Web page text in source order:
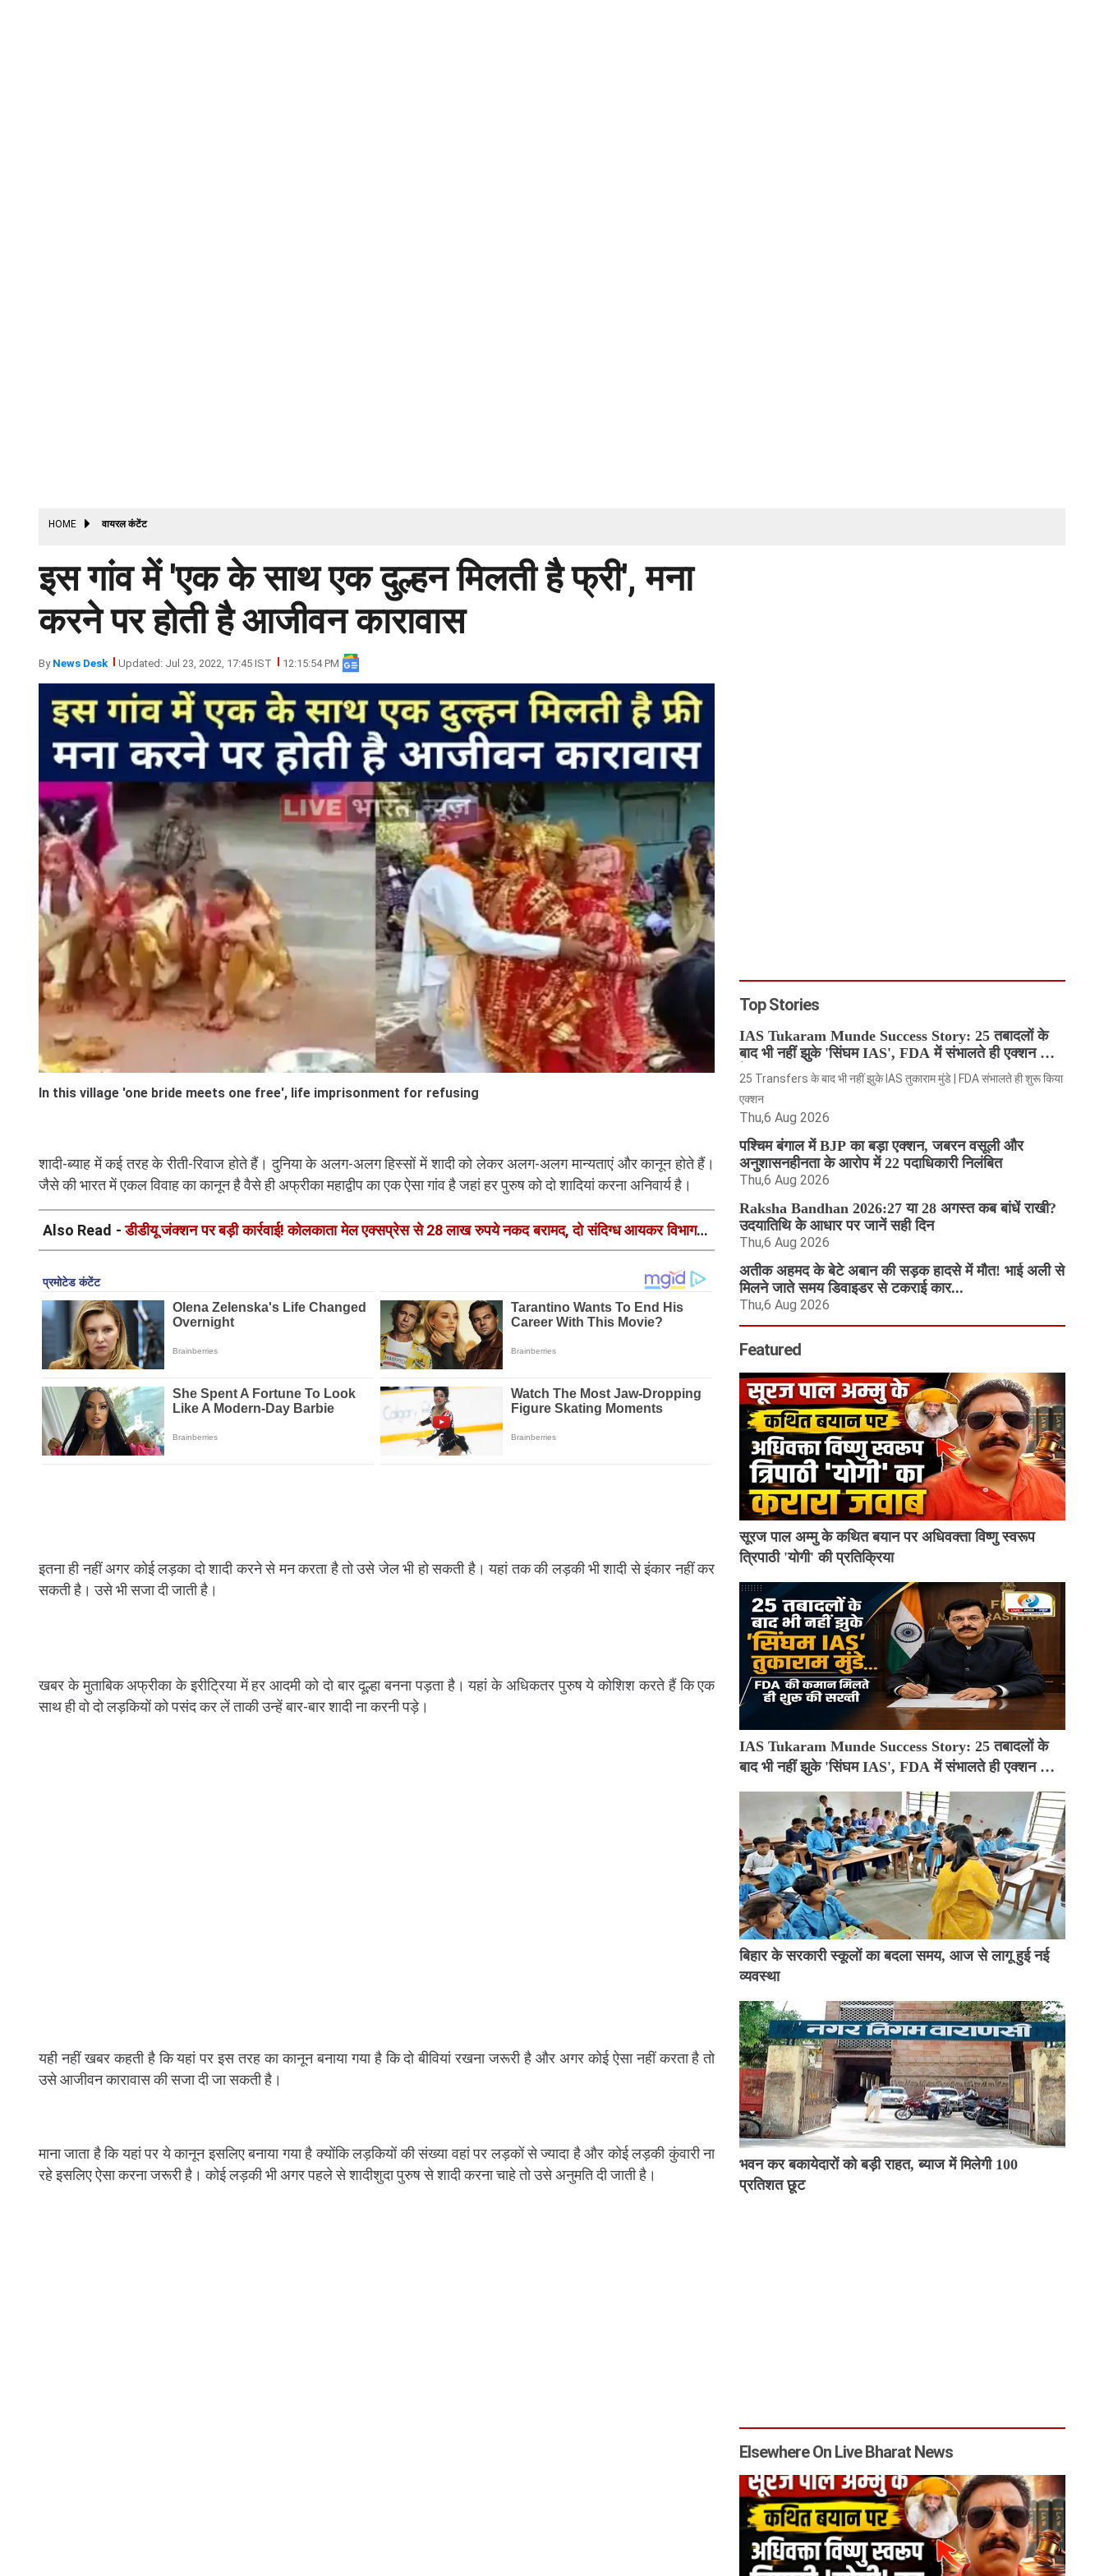
HOME वायरल कंटेंट
इस गांव में 'एक के साथ एक दुल्हन मिलती है फ्री', मना
करने पर होती है आजीवन कारावास
By News Desk Updated: Jul 23, 2022, 17:45 IST 12:15:54 PM
In this village 'one bride meets one free', life imprisonment for refusing
शादी-ब्याह में कई तरह के रीती-रिवाज होते हैं। दुनिया के अलग-अलग हिस्सों में शादी को लेकर अलग-अलग मान्यताएं और कानून होते हैं।
जैसे की भारत में एकल विवाह का कानून है वैसे ही अफ्रीका महाद्वीप का एक ऐसा गांव है जहां हर पुरुष को दो शादियां करना अनिवार्य है।
Also Read -डीडीयू जंक्शन पर बड़ी कार्रवाई! कोलकाता मेल एक्सप्रेस से 28 लाख रुपये नकद बरामद, दो संदिग्ध आयकर विभाग के
इतना ही नहीं अगर कोई लड़का दो शादी करने से मन करता है तो उसे जेल भी हो सकती है। यहां तक की लड़की भी शादी से इंकार नहीं कर
सकती है। उसे भी सजा दी जाती है।
खबर के मुताबिक अफ्रीका के इरीट्रिया में हर आदमी को दो बार दूल्हा बनना पड़ता है। यहां के अधिकतर पुरुष ये कोशिश करते हैं कि एक
साथ ही वो दो लड़कियों को पसंद कर लें ताकी उन्हें बार-बार शादी ना करनी पड़े।
यही नहीं खबर कहती है कि यहां पर इस तरह का कानून बनाया गया है कि दो बीवियां रखना जरूरी है और अगर कोई ऐसा नहीं करता है तो
उसे आजीवन कारावास की सजा दी जा सकती है।
माना जाता है कि यहां पर ये कानून इसलिए बनाया गया है क्योंकि लड़कियों की संख्या वहां पर लड़कों से ज्यादा है और कोई लड़की कुंवारी ना
रहे इसलिए ऐसा करना जरूरी है। कोई लड़की भी अगर पहले से शादीशुदा पुरुष से शादी करना चाहे तो उसे अनुमति दी जाती है।
Top Stories
IAS Tukaram Munde Success Story: 25 तबादलों के
बाद भी नहीं झुके 'सिंघम IAS', FDA में संभालते ही एक्शन मोड
में आए
25 Transfers के बाद भी नहीं झुके IAS तुकाराम मुंडे | FDA संभालते ही शुरू किया
एक्शन
Thu,6 Aug 2026
पश्चिम बंगाल में BJP का बड़ा एक्शन, जबरन वसूली और
अनुशासनहीनता के आरोप में 22 पदाधिकारी निलंबित
Thu,6 Aug 2026
Raksha Bandhan 2026:27 या 28 अगस्त कब बांधें राखी?
उदयातिथि के आधार पर जानें सही दिन
Thu,6 Aug 2026
अतीक अहमद के बेटे अबान की सड़क हादसे में मौत! भाई अली से
मिलने जाते समय डिवाइडर से टकराई कार...
Thu,6 Aug 2026
Featured
सूरज पाल अम्मु के कथित बयान पर अधिवक्ता विष्णु स्वरूप
त्रिपाठी 'योगी' की प्रतिक्रिया
IAS Tukaram Munde Success Story: 25 तबादलों के
बाद भी नहीं झुके 'सिंघम IAS', FDA में संभालते ही एक्शन मोड
बिहार के सरकारी स्कूलों का बदला समय, आज से लागू हुई नई
व्यवस्था
भवन कर बकायेदारों को बड़ी राहत, ब्याज में मिलेगी 100
प्रतिशत छूट
Elsewhere On Live Bharat News